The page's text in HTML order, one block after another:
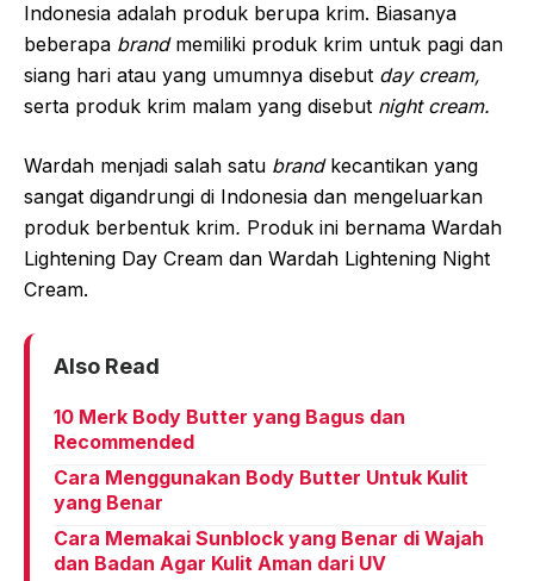
Indonesia adalah produk berupa krim. Biasanya
beberapa brand memiliki produk krim untuk pagi dan
siang hari atau yang umumnya disebut day cream,
serta produk krim malam yang disebut night cream.
Wardah menjadi salah satu brand kecantikan yang
sangat digandrungi di Indonesia dan mengeluarkan
produk berbentuk krim. Produk ini bernama Wardah
Lightening Day Cream dan Wardah Lightening Night
Cream.
Also Read
10 Merk Body Butter yang Bagus dan
Recommended
Cara Menggunakan Body Butter Untuk Kulit
yang Benar
Cara Memakai Sunblock yang Benar di Wajah
dan Badan Agar Kulit Aman dari UV